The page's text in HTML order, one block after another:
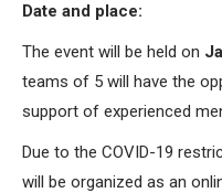
Date and place:
The event will be held on
teams of 5 will have the
support of experienced
Due to the COVID-19
will be organized as an